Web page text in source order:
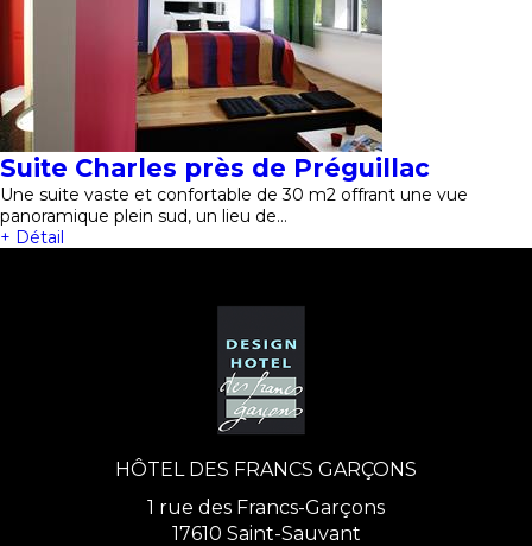
Suite Charles près de Préguillac
Une suite vaste et confortable de 30 m2 offrant une vue
panoramique plein sud, un lieu de…
+ Détail
HÔTEL DES FRANCS GARÇONS
1 rue des Francs-Garçons
17610 Saint-Sauvant